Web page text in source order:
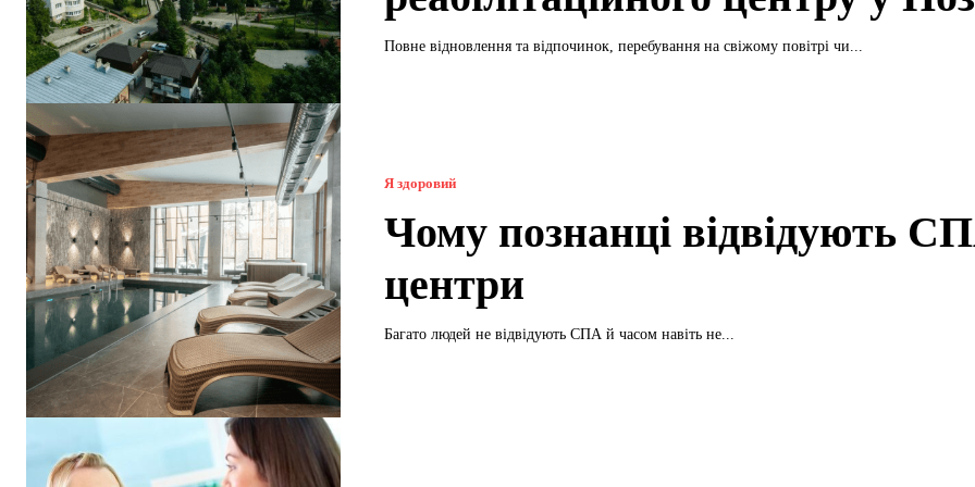
Повне відновлення та відпочинок, перебування на свіжому повітрі чи...
Я здоровий
Чому познанці відвідують
центри
Багато людей не відвідують СПА й часом навіть не...